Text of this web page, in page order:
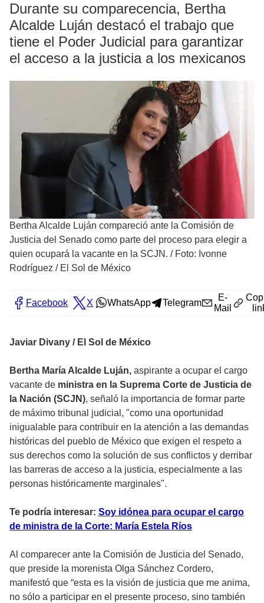
Durante su comparecencia, Bertha
Alcalde Luján destacó el trabajo que
tiene el Poder Judicial para garantizar
el acceso a la justicia a los mexicanos
Bertha Alcalde Luján compareció ante la Comisión de
Justicia del Senado como parte del proceso para elegir a
quien ocupará la vacante en la SCJN. / Foto: Ivonne
Rodríguez / El Sol de México
Facebook X WhatsApp Telegram
E-
Mail
Javiar Divany / El Sol de México
Bertha María Alcalde Luján, aspirante a ocupar el cargo
vacante de ministra en la Suprema Corte de Justicia de
la Nación (SCJN), señaló la importancia de formar parte
de máximo tribunal judicial, "como una oportunidad
inigualable para contribuir en la atención a las demandas
históricas del pueblo de México que exigen el respeto a
sus derechos como la solución de sus conflictos y derribar
las barreras de acceso a la justicia, especialmente a las
personas históricamente marginales".
Te podría interesar: Soy idónea para ocupar el cargo
de ministra de la Corte: María Estela Ríos
Al comparecer ante la Comisión de Justicia del Senado,
que preside la morenista Olga Sánchez Cordero,
manifestó que “esta es la visión de justicia que me anima,
no sólo a participar en el presente proceso, sino también